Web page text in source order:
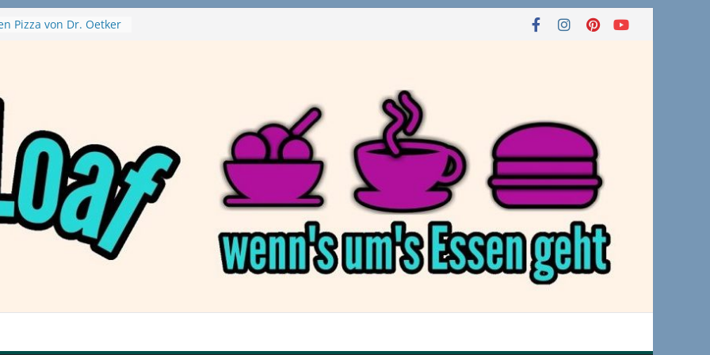
Pizza von Dr. Oetker
Nuggets und
– wirklich vegan?
Haftbefehl /